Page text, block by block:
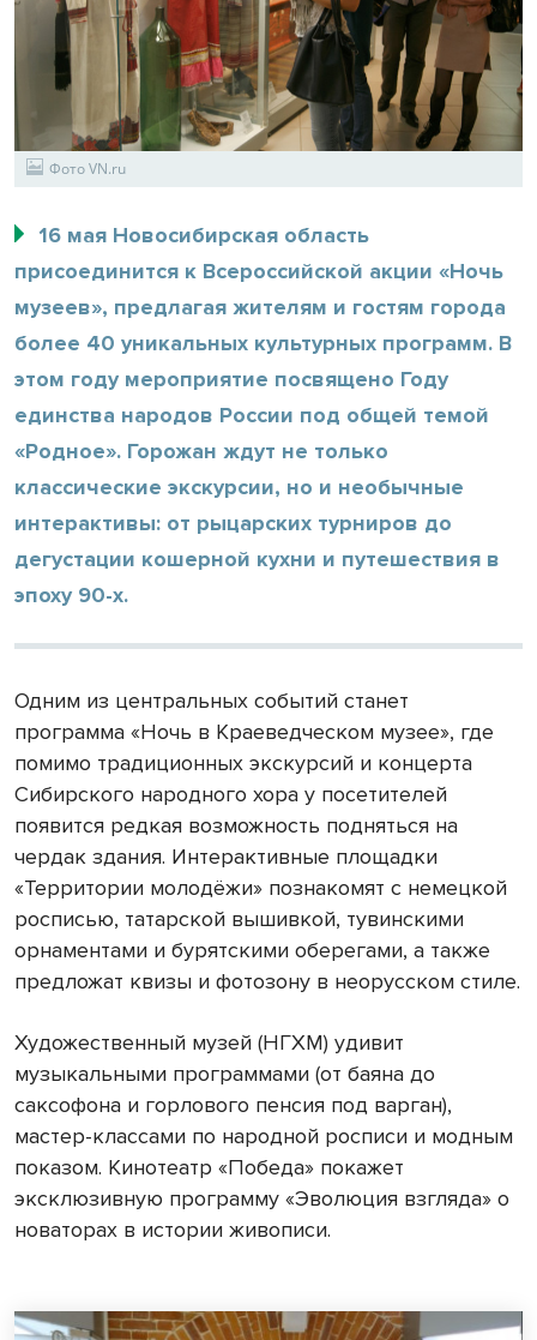
Фото VN.ru
16 мая Новосибирская область
присоединится к Всероссийской акции «Ночь
музеев», предлагая жителям и гостям города
более 40 уникальных культурных программ. В
этом году мероприятие посвящено Году
единства народов России под общей темой
«Родное». Горожан ждут не только
классические экскурсии, но и необычные
интерактивы: от рыцарских турниров до
дегустации кошерной кухни и путешествия в
эпоху 90-х.
Одним из центральных событий станет
программа «Ночь в Краеведческом музее», где
помимо традиционных экскурсий и концерта
Сибирского народного хора у посетителей
появится редкая возможность подняться на
чердак здания. Интерактивные площадки
«Территории молодёжи» познакомят с немецкой
росписью, татарской вышивкой, тувинскими
орнаментами и бурятскими оберегами, а также
предложат квизы и фотозону в неорусском стиле.
Художественный музей (НГХМ) удивит
музыкальными программами (от баяна до
саксофона и горлового пенсия под варган),
мастер-классами по народной росписи и модным
показом. Кинотеатр «Победа» покажет
эксклюзивную программу «Эволюция взгляда» о
новаторах в истории живописи.